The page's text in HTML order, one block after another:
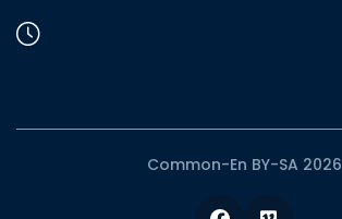
Common-En BY-SA 2026